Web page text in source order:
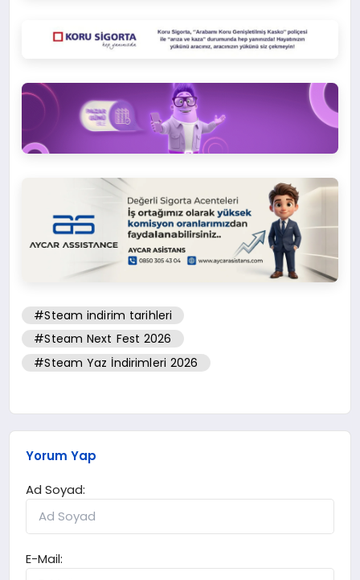
#Steam indirim tarihleri
#Steam Next Fest 2026
#Steam Yaz İndirimleri 2026
Yorum Yap
Ad Soyad:
E-Mail: